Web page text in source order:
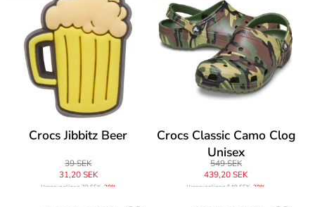
Crocs Jibbitz Beer
39 SEK
31,20 SEK
Ursprungligen 39 SEK -20%
Crocs Classic Camo Clog
Unisex
549 SEK
439,20 SEK
Ursprungligen549 SEK -20%